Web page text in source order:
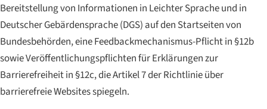
Bereitstellung von Informationen in Leichter Sprache und in
Deutscher Gebärdensprache (DGS) auf den Startseiten von
Bundesbehörden, eine Feedbackmechanismus-Pflicht in §12b
sowie Veröffentlichungspflichten für Erklärungen zur
Barrierefreiheit in §12c, die Artikel 7 der Richtlinie über
barrierefreie Websites spiegeln.